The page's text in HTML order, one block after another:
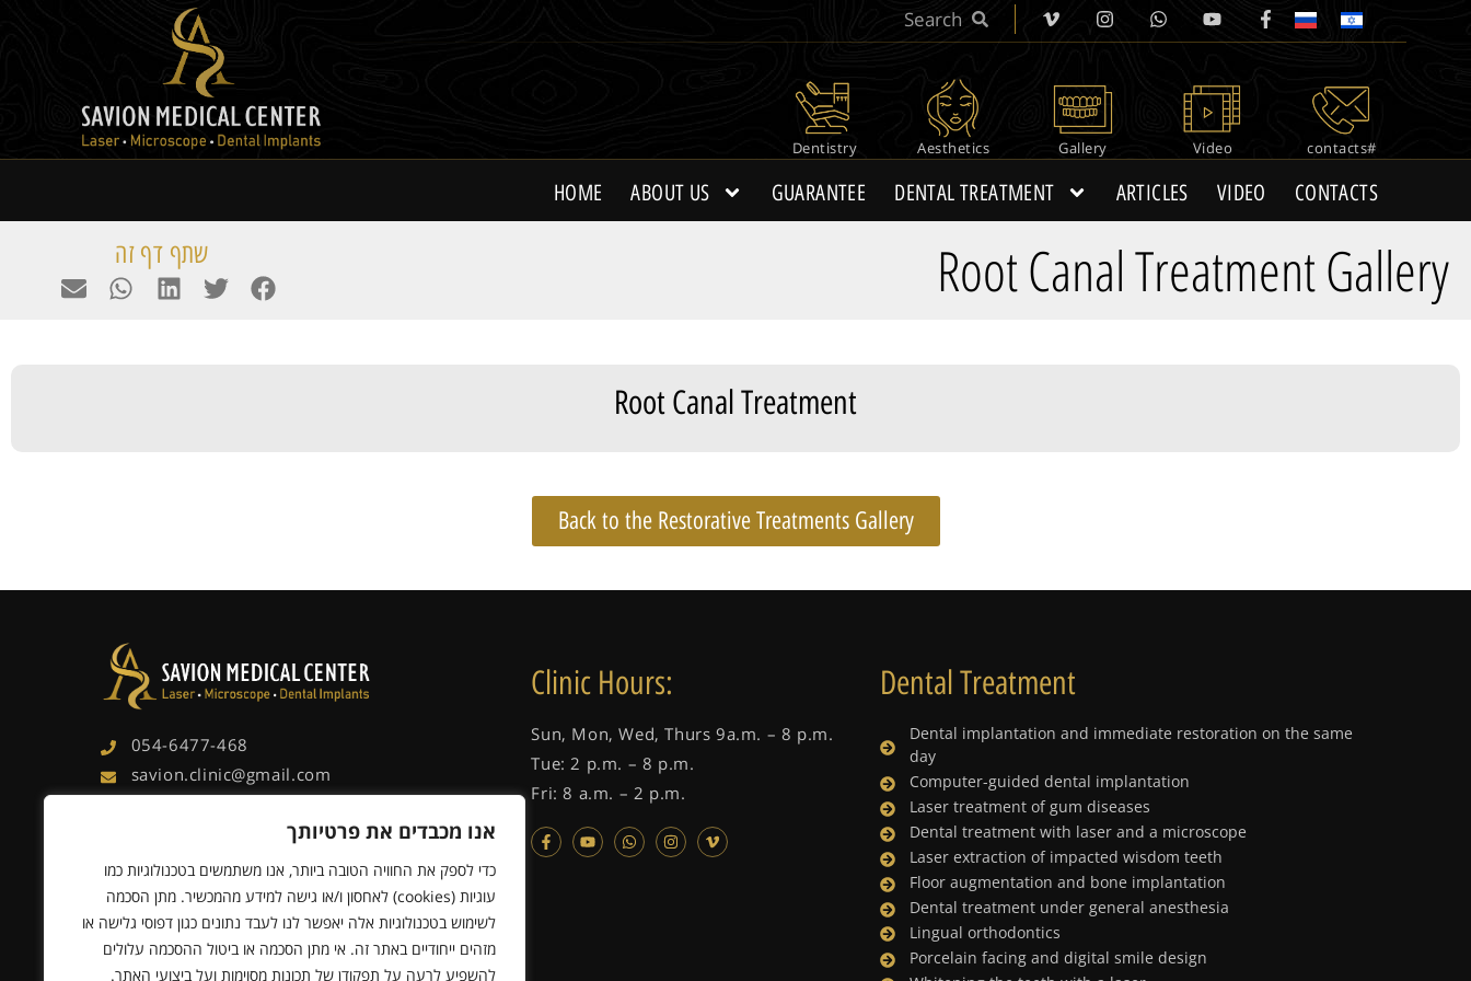
אנו מכבדים את פרטיותך
כדי לספק את החוויה הטובה ביותר, אנו משתמשים בטכנולוגיות כמו
עוגיות (cookies) לאחסון ו/או גישה למידע מהמכשיר. מתן הסכמה
לשימוש בטכנולוגיות אלה יאפשר לנו לעבד נתונים כגון דפוסי גלישה או
מזהים ייחודיים באתר זה. אי מתן הסכמה או ביטול ההסכמה עלולים
להשפיע לרעה על תפקודן של תכונות מסוימות ועל ביצועי האתר.
#contacts
Video
Gallery
Aesthetics
Dentistry
HOME ABOUT US GUARANTEE DENTAL TREATMENT ARTICLES VIDEO CONTACTS
Root Canal Treatment Gallery שתף דף זה
Root Canal Treatment
Back to the Restorative Treatments Gallery
054-6477-468
savion.clinic@gmail.com
Ample parking and accessibility for the
Clinic Hours:
Sun, Mon, Wed, Thurs 9a.m. – 8 p.m.
Tue: 2 p.m. – 8 p.m.
Fri: 8 a.m. – 2 p.m.
Dental Treatment
Dental implantation and immediate restoration on the same
day
Computer-guided dental implantation
Laser treatment of gum diseases
Dental treatment with laser and a microscope
Laser extraction of impacted wisdom teeth
Floor augmentation and bone implantation
Dental treatment under general anesthesia
Lingual orthodontics
Porcelain facing and digital smile design